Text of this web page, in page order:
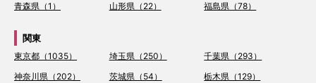
青森県（1）
山形県（22） 福島県（78）
関東
東京都（1035） 埼玉県（250）
千葉県（293）
神奈川県（202）
茨城県（54）
栃木県（129）